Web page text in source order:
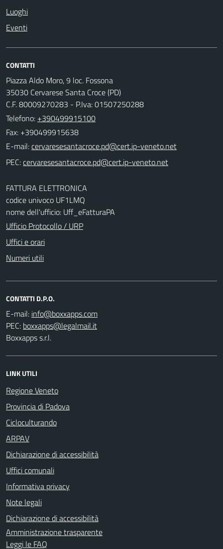
Luoghi
Eventi
CONTATTI
Piazza Aldo Moro, 9 loc. Fossona
35030 Cervarese Santa Croce (PD)
C.F. 80009270283 - P.Iva: 01507250288
Telefono: +390499915100
Fax: +390499915638
E-mail:
PEC:
FATTURA ELETTRONICA
codice univoco UF1LMQ
nome dell'ufficio: Uff_eFatturaPA
Ufficio Protocollo / URP
Uffici e orari
Numeri utili
CONTATTI D.P.O.
E-mail:
PEC:
Boxxapps s.r.l.
LINK UTILI
Regione Veneto
Provincia di Padova
Cicloculturando
ARPAV
Dichiarazione di accessibilità
Uffici comunali
Informativa privacy
Note legali
Dichiarazione di accessibilità
Amministrazione trasparente
Leggi le FAQ